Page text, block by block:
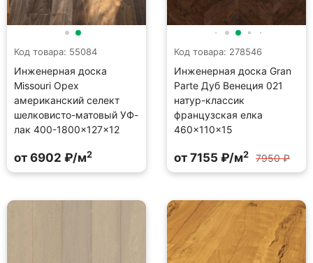
Код товара: 55084
Инженерная доска
Missouri Орех
американский селект
шелковисто-матовый УФ-
лак 400-1800×127×12
от 6902 ₽/м2
Код товара: 278546
Инженерная доска Gran
Parte Дуб Венеция 021
натур-классик
французская елка
460×110×15
от 7155 ₽/м2 7950 ₽